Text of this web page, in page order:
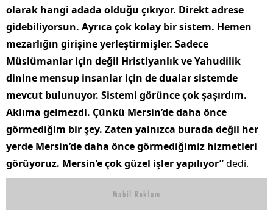
olarak hangi adada olduğu çıkıyor. Direkt adrese
gidebiliyorsun. Ayrıca çok kolay bir sistem. Hemen
mezarlığın girişine yerleştirmişler. Sadece
Müslümanlar için değil Hristiyanlık ve Yahudilik
dinine mensup insanlar için de dualar sistemde
mevcut bulunuyor. Sistemi görünce çok şaşırdım.
Aklıma gelmezdi. Çünkü Mersin’de daha önce
görmediğim bir şey. Zaten yalnızca burada değil her
yerde Mersin’de daha önce görmediğimiz hizmetleri
görüyoruz. Mersin’e çok güzel işler yapılıyor”dedi.